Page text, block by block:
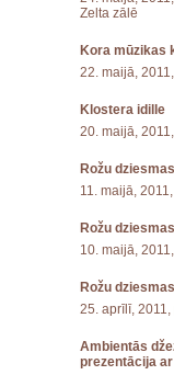
Zelta zālē
Kora mūzikas
22. maijā,
Klostera idille
20. maijā,
Rožu dziesmas
11. maijā,
Rožu dziesmas
10. maijā,
Rožu dziesmas
25. aprīlī,
Ambientās
prezentācija